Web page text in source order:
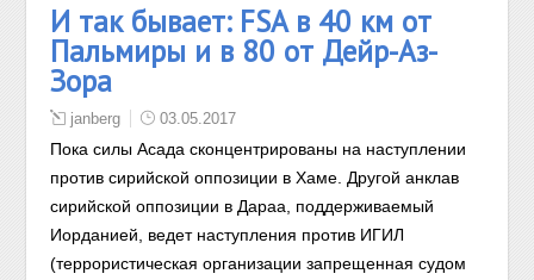
И так бывает: FSA в 40 км от
Пальмиры и в 80 от Дейр-Аз-
Зора
janberg 03.05.2017
Пока силы Асада сконцентрированы на наступлении
против сирийской оппозиции в Хаме. Другой анклав
сирийской оппозиции в Дараа, поддерживаемый
Иорданией, ведет наступления против ИГИЛ
(террористическая организации запрещенная судом